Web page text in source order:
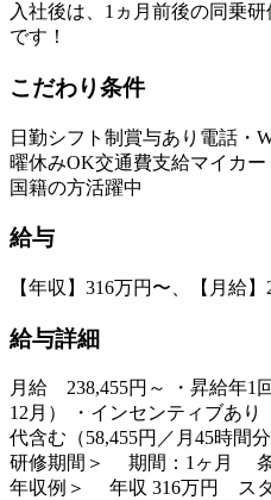
入社後は、1ヵ月前後の同乗
です！
こだわり条件
日勤シフト制 賞与あり 電話・
曜休みOK交通費支給マイカ
国籍の方活躍中
給与
【年収】316万円〜、【月給
給与詳細
月給 238,455円～ ・昇給年1
12月） ・インセンティブあ
代含む（58,455円／月45時
研修期間＞ 期間：1ヶ月 条
年収例＞ 年収 316万円 ス